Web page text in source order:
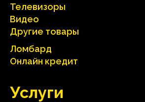
Телевизоры
Видео
Другие товары
Ломбард
Онлайн кредит
Услуги